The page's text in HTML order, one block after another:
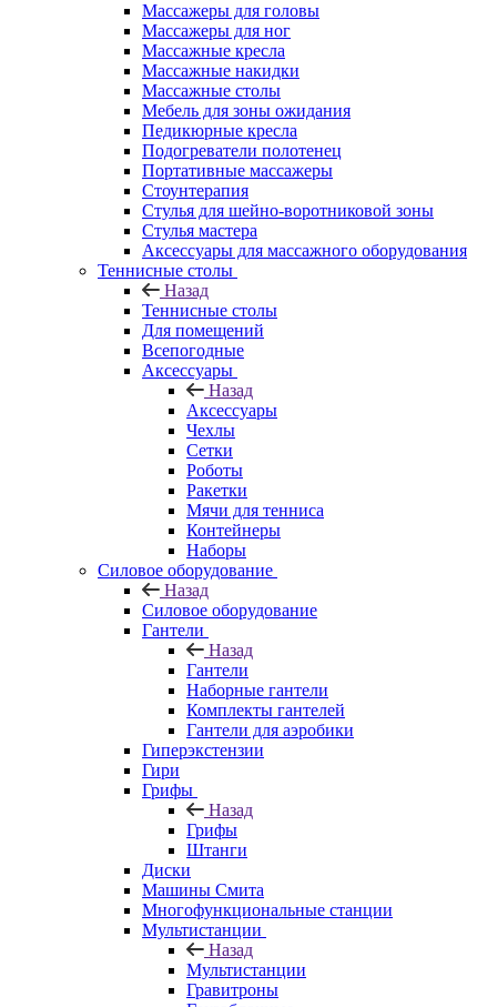
Массажеры для головы
Массажеры для ног
Массажные кресла
Массажные накидки
Массажные столы
Мебель для зоны ожидания
Педикюрные кресла
Подогреватели полотенец
Портативные массажеры
Стоунтерапия
Стулья для шейно-воротниковой зоны
Стулья мастера
Аксессуары для массажного оборудования
Теннисные столы
Назад
Теннисные столы
Для помещений
Всепогодные
Аксессуары
Назад
Аксессуары
Чехлы
Сетки
Роботы
Ракетки
Мячи для тенниса
Контейнеры
Наборы
Силовое оборудование
Назад
Силовое оборудование
Гантели
Назад
Гантели
Наборные гантели
Комплекты гантелей
Гантели для аэробики
Гиперэкстензии
Гири
Грифы
Назад
Грифы
Штанги
Диски
Машины Смита
Многофункциональные станции
Мультистанции
Назад
Мультистанции
Гравитроны